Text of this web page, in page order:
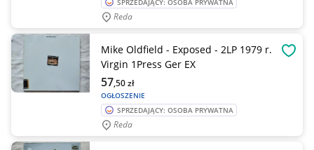
SPRZEDAJĄCY: OSOBA PRYWATNA
Reda
Mike Oldfield - Exposed - 2LP 1979 r.
Virgin 1Press Ger EX
OGŁOSZENIE
57,50zł
SPRZEDAJĄCY: OSOBA PRYWATNA
Reda